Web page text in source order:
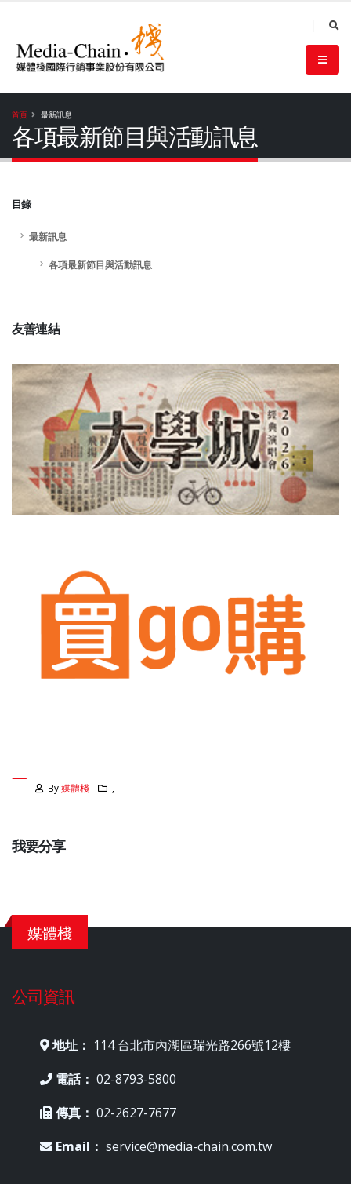
首頁 最新訊息
各項最新節目與活動訊息
目錄
最新訊息
各項最新節目與活動訊息
友善連結
By媒體棧
我要分享
媒體棧
公司資訊
地址： 114 台北市內湖區瑞光路266號12樓
電話： 02-8793-5800
傳真： 02-2627-7677
Email： service@media-chain.com.tw